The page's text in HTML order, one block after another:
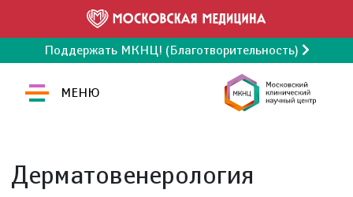
Поддержать МКНЦ! (Благотворительность)
МЕНЮ
Дерматовенерология